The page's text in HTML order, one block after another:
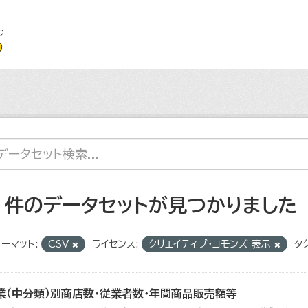
のデータセットが見つかりました
マット: CSV ライセンス: クリエイティブ・コモンズ 表示 タ
（中分類）別商店数・従業者数・年間商品販売額等